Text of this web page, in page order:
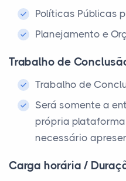
Políticas Públicas
Planejamento e
Trabalho de
Trabalho de
Será somente a
própria
necessário
Carga horária /